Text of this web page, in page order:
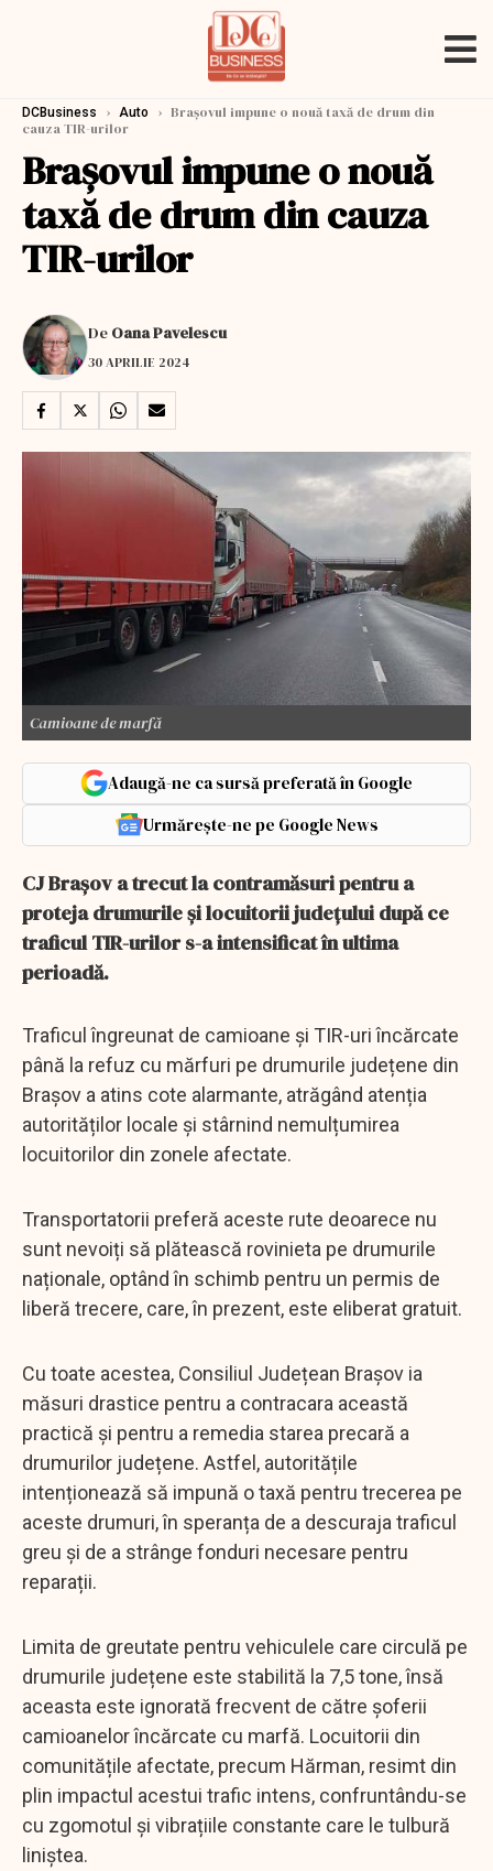
DCBusiness › Auto › Brașovul impune o nouă taxă de drum din
cauza TIR-urilor
Brașovul impune o nouă
taxă de drum din cauza
TIR-urilor
De Oana Pavelescu
30 APRILIE 2024
Camioane de marfă
Adaugă-ne ca sursă preferată în Google
Urmărește-ne pe Google News
CJ Brașov a trecut la contramăsuri pentru a
proteja drumurile și locuitorii județului după ce
traficul TIR-urilor s-a intensificat în ultima
perioadă.
Traficul îngreunat de camioane și TIR-uri încărcate
până la refuz cu mărfuri pe drumurile județene din
Brașov a atins cote alarmante, atrăgând atenția
autorităților locale și stârnind nemulțumirea
locuitorilor din zonele afectate.
Transportatorii preferă aceste rute deoarece nu
sunt nevoiți să plătească rovinieta pe drumurile
naționale, optând în schimb pentru un permis de
liberă trecere, care, în prezent, este eliberat gratuit.
Cu toate acestea, Consiliul Județean Brașov ia
măsuri drastice pentru a contracara această
practică și pentru a remedia starea precară a
drumurilor județene. Astfel, autoritățile
intenționează să impună o taxă pentru trecerea pe
aceste drumuri, în speranța de a descuraja traficul
greu și de a strânge fonduri necesare pentru
reparații.
Limita de greutate pentru vehiculele care circulă pe
drumurile județene este stabilită la 7,5 tone, însă
aceasta este ignorată frecvent de către șoferii
camioanelor încărcate cu marfă. Locuitorii din
comunitățile afectate, precum Hărman, resimt din
plin impactul acestui trafic intens, confruntându-se
cu zgomotul și vibrațiile constante care le tulbură
liniștea.